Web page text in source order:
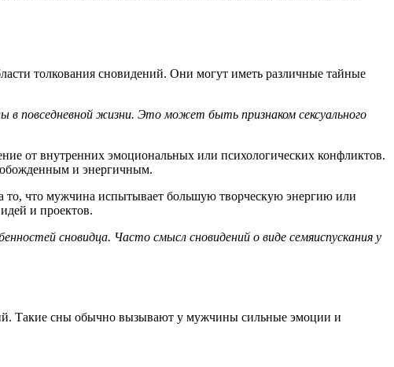
толкования сновидений. Они могут иметь различные тайные
повседневной жизни. Это может быть признаком сексуального
от внутренних эмоциональных или психологических конфликтов.
и энергичным.
то, что мужчина испытывает большую творческую энергию или
и проектов.
сновидца. Часто смысл сновидений о виде семяиспускания у
Такие сны обычно вызывают у мужчины сильные эмоции и